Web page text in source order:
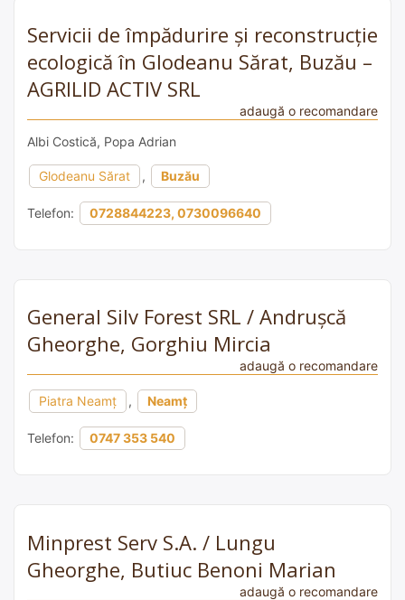
Servicii de împădurire și reconstrucție
ecologică în Glodeanu Sărat, Buzău –
AGRILID ACTIV SRL
adaugă o recomandare
Albi Costică, Popa Adrian
Glodeanu Sărat , Buzău
Telefon: 0728844223, 0730096640
General Silv Forest SRL / Andrușcă
Gheorghe, Gorghiu Mircia
adaugă o recomandare
Piatra Neamț , Neamț
Telefon: 0747 353 540
Minprest Serv S.A. / Lungu
Gheorghe, Butiuc Benoni Marian
adaugă o recomandare